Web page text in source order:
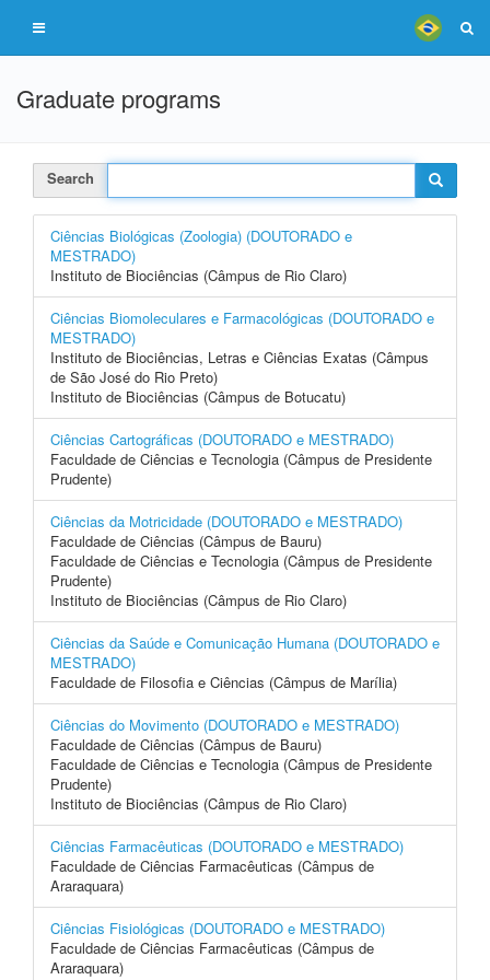
Graduate programs
Search
Ciências Biológicas (Zoologia) (DOUTORADO e
MESTRADO)
Instituto de Biociências (Câmpus de Rio Claro)
Ciências Biomoleculares e Farmacológicas (DOUTORADO e
MESTRADO)
Instituto de Biociências, Letras e Ciências Exatas (Câmpus
de São José do Rio Preto)
Instituto de Biociências (Câmpus de Botucatu)
Ciências Cartográficas (DOUTORADO e MESTRADO)
Faculdade de Ciências e Tecnologia (Câmpus de Presidente
Prudente)
Ciências da Motricidade (DOUTORADO e MESTRADO)
Faculdade de Ciências (Câmpus de Bauru)
Faculdade de Ciências e Tecnologia (Câmpus de Presidente
Prudente)
Instituto de Biociências (Câmpus de Rio Claro)
Ciências da Saúde e Comunicação Humana (DOUTORADO e
MESTRADO)
Faculdade de Filosofia e Ciências (Câmpus de Marília)
Ciências do Movimento (DOUTORADO e MESTRADO)
Faculdade de Ciências (Câmpus de Bauru)
Faculdade de Ciências e Tecnologia (Câmpus de Presidente
Prudente)
Instituto de Biociências (Câmpus de Rio Claro)
Ciências Farmacêuticas (DOUTORADO e MESTRADO)
Faculdade de Ciências Farmacêuticas (Câmpus de
Araraquara)
Ciências Fisiológicas (DOUTORADO e MESTRADO)
Faculdade de Ciências Farmacêuticas (Câmpus de
Araraquara)